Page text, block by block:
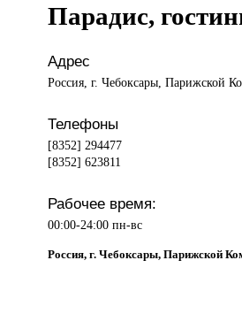
Парадис,
Адрес
Россия, г. Чебоксары, Парижской
Телефоны
[8352] 294477
[8352] 623811
Рабочее время:
00:00-24:00 пн-вс
Россия, г. Чебоксары, Парижской